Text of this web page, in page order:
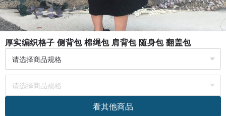
厚实编织格子 侧背包 棉绳包 肩背包 随身包 翻盖包
看其他商品